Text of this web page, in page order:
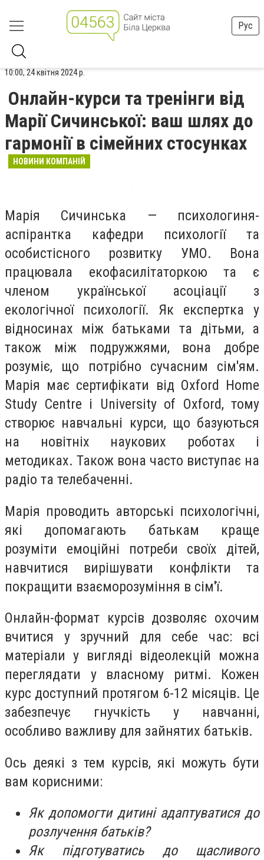
Рус
10:00, 24 квітня 2024 р.
Онлайн-курси та тренінги від
Марії Сичинської: ваш шлях до
гармонії в сімейних стосунках
НОВИНИ КОМПАНІЙ
Марія Сичинська — психологиня-
аспірантка кафедри психології та
особистісного розвитку УМО. Вона
працювала екофасилітаторкою та є
членом української асоціації з
екологічної психології. Як експертка у
відносинах між батьками та дітьми, а
також між подружжями, вона добре
розуміє, що потрібно сучасним сім'ям.
Марія має сертифікати від Oxford Home
Study Centre і University of Oxford, тому
створює навчальні курси, що базуються
на новітніх наукових роботах і
методиках. Також вона часто виступає на
радіо та телебаченні.
Марія проводить авторські психологічні,
які допомагають батькам краще
розуміти емоційні потреби своїх дітей,
навчитися вирішувати конфлікти та
покращити взаєморозуміння в сім'ї.
Онлайн-формат курсів дозволяє охочим
вчитися у зручний для себе час: всі
матеріали у вигляді відеолекцій можна
переглядати у власному ритмі. Кожен
курс доступний протягом 6-12 місяців. Це
забезпечує гнучкість у навчанні,
особливо важливу для зайнятих батьків.
Ось деякі з тем курсів, які можуть бути
вам корисними:
Як допомогти дитині адаптуватися до
розлучення батьків?
Як підготуватись до щасливого